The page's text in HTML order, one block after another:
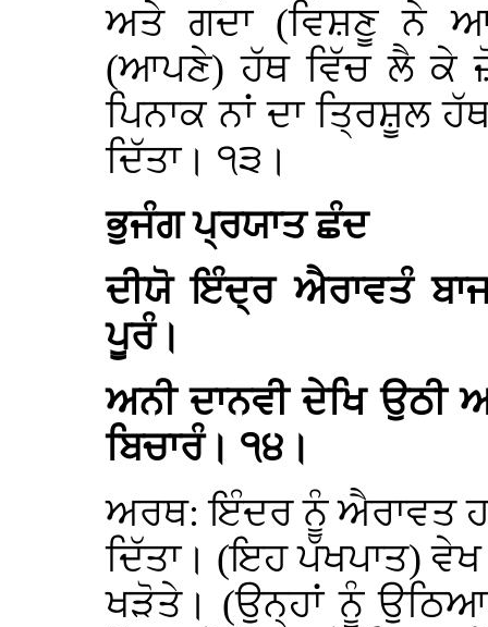
ਅਤੇ ਗਦਾ (ਵਿਸ਼ਣੂ ਨੇ
(ਆਪਣੇ) ਹੱਥ ਵਿੱਚ ਲੈ ਕੇ
ਪਿਨਾਕ ਨਾਂ ਦਾ ਤ੍ਰਿਸ਼ੂਲ
ਦਿੱਤਾ। ੧੩।
ਭੁਜੰਗ ਪ੍ਰਯਾਤ ਛੰਦ
ਦੀਯੋ ਇੰਦ੍ਰ ਐਰਾਵਤੰ
ਪੂਰੰ।
ਅਨੀ ਦਾਨਵੀ ਦੇਖਿ ਉਠੀ
ਬਿਚਾਰੰ। ੧੪।
ਅਰਥ: ਇੰਦਰ ਨੂੰ ਐਰਾਵਤ
ਦਿੱਤਾ। (ਇਹ ਪੱਖਪਾਤ)
ਖੜੋਤੇ। (ਉਨ੍ਹਾਂ ਨੂੰ